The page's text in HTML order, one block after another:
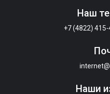
Наш
+7 (4822)
Наши